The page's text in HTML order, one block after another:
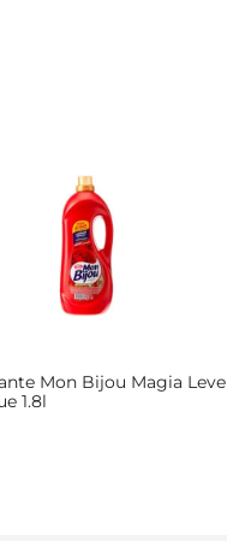
Mon Bijou Magia Leve
1.8l